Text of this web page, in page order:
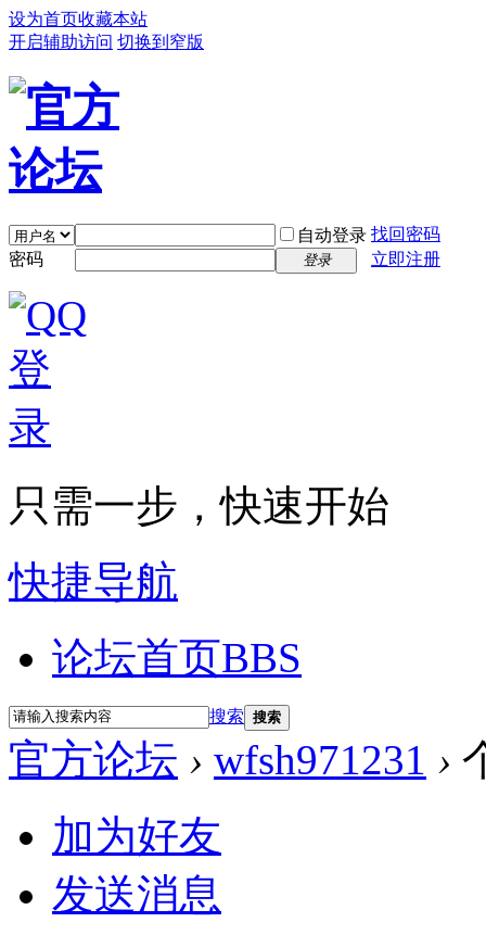
设为首页收藏本站
开启辅助访问 切换到窄版
自动登录 找回密码
密码
登录 立即注册
只需一步，快速开始
快捷导航
论坛首页BBS
搜索 搜索
官方论坛 › wfsh971231 ›
加为好友
发送消息